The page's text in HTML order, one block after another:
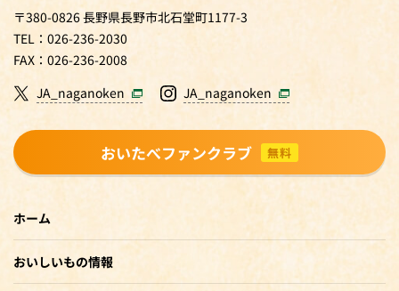
〒380-0826 長野県長野市北石堂町1177-3
TEL：026-236-2030
FAX：026-236-2008
JA_naganoken
JA_naganoken
おいたべファンクラブ 無料
ホーム
おいしいもの情報